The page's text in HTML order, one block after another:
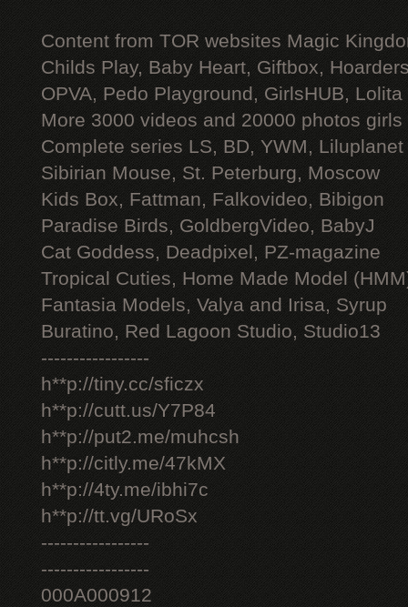
Content from TOR websites Magic
Childs Play, Baby Heart, Giftbox,
OPVA, Pedo Playground, GirlsHUB, Lolita
More 3000 videos and 20000 photos
Complete series LS, BD, YWM, Liluplanet
Sibirian Mouse, St. Peterburg, Moscow
Kids Box, Fattman, Falkovideo, Bibigon
Paradise Birds, GoldbergVideo, BabyJ
Cat Goddess, Deadpixel, PZ-magazine
Tropical Cuties, Home Made Model
Fantasia Models, Valya and Irisa, Syrup
Buratino, Red Lagoon Studio, Studio13
-----------------
h**p://tiny.cc/sficzx
h**p://cutt.us/Y7P84
h**p://put2.me/muhcsh
h**p://citly.me/47kMX
h**p://4ty.me/ibhi7c
h**p://tt.vg/URoSx
-----------------
-----------------
000A000912